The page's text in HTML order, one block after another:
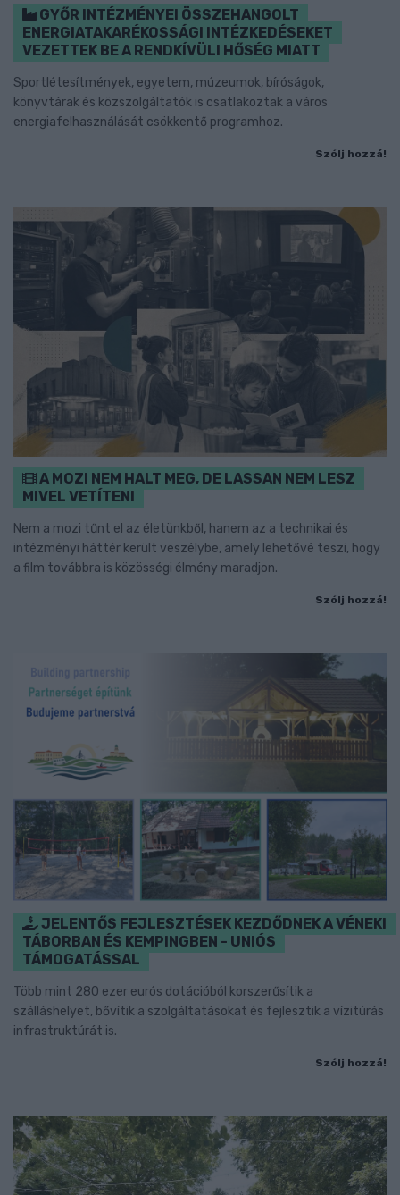
GYŐR INTÉZMÉNYEI ÖSSZEHANGOLT
ENERGIATAKARÉKOSSÁGI INTÉZKEDÉSEKET
VEZETTEK BE A RENDKÍVÜLI HŐSÉG MIATT
Sportlétesítmények, egyetem, múzeumok, bíróságok,
könyvtárak és közszolgáltatók is csatlakoztak a város
energiafelhasználását csökkentő programhoz.
Szólj hozzá!
A MOZI NEM HALT MEG, DE LASSAN NEM LESZ
MIVEL VETÍTENI
Nem a mozi tűnt el az életünkből, hanem az a technikai és
intézményi háttér került veszélybe, amely lehetővé teszi, hogy
a film továbbra is közösségi élmény maradjon.
Szólj hozzá!
JELENTŐS FEJLESZTÉSEK KEZDŐDNEK A VÉNEKI
TÁBORBAN ÉS KEMPINGBEN - UNIÓS
TÁMOGATÁSSAL
Több mint 280 ezer eurós dotációból korszerűsítik a
szálláshelyet, bővítik a szolgáltatásokat és fejlesztik a vízitúrás
infrastruktúrát is.
Szólj hozzá!